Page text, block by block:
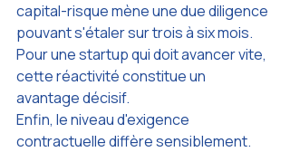
capital-risque mène une due diligence
pouvant s'étaler sur trois à six mois.
Pour une startup qui doit avancer vite,
cette réactivité constitue un
avantage décisif.
Enfin, le niveau d'exigence
contractuelle diffère sensiblement.